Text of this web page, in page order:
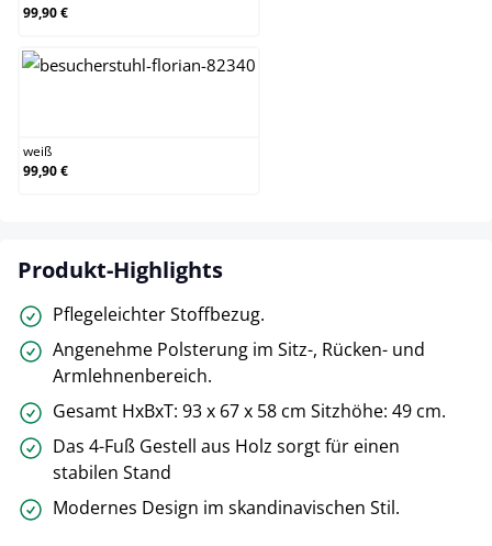
99,90 €
weiß
99,90 €
Produkt-Highlights
Pflegeleichter Stoffbezug.
Angenehme Polsterung im Sitz-, Rücken- und
Armlehnenbereich.
Gesamt HxBxT: 93 x 67 x 58 cm Sitzhöhe: 49 cm.
Das 4-Fuß Gestell aus Holz sorgt für einen
stabilen Stand
Modernes Design im skandinavischen Stil.